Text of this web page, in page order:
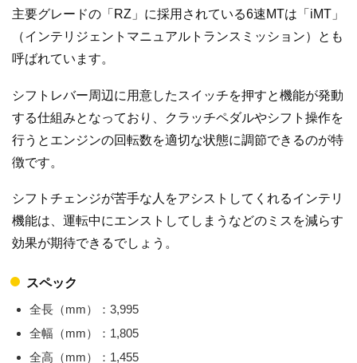
主要グレードの「RZ」に採用されている6速MTは「iMT」
（インテリジェントマニュアルトランスミッション）とも
呼ばれています。
シフトレバー周辺に用意したスイッチを押すと機能が発動
する仕組みとなっており、クラッチペダルやシフト操作を
行うとエンジンの回転数を適切な状態に調節できるのが特
徴です。
シフトチェンジが苦手な人をアシストしてくれるインテリ
機能は、運転中にエンストしてしまうなどのミスを減らす
効果が期待できるでしょう。
スペック
全長（mm）：3,995
全幅（mm）：1,805
全高（mm）：1,455